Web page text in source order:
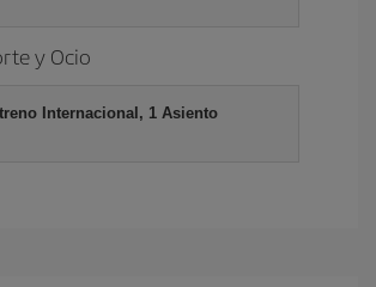
y Ocio
Internacional, 1 Asiento